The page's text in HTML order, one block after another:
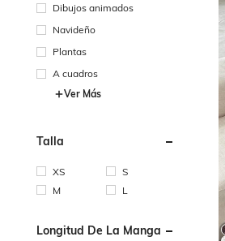
Dibujos animados
Navideño
Plantas
A cuadros
Ver Más
Talla
XS
S
M
L
Longitud De La Manga